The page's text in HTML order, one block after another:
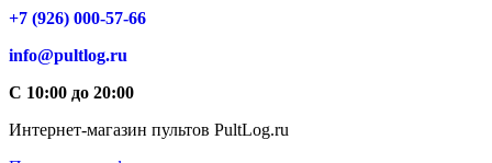
+7 (926) 000-57-66
info@pultlog.ru
С 10:00 до 20:00
Интернет-магазин пультов PultLog.ru